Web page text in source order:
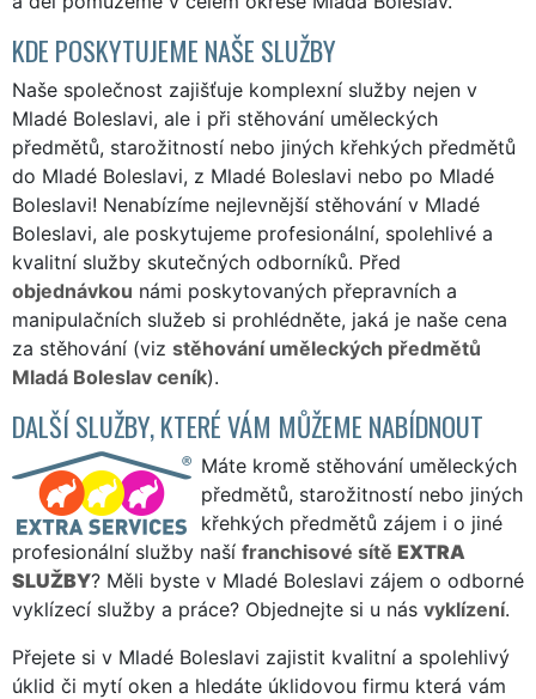
KDE POSKYTUJEME NAŠE SLUŽBY
Naše společnost zajišťuje komplexní služby nejen v
Mladé Boleslavi, ale i při stěhování uměleckých
předmětů, starožitností nebo jiných křehkých předmětů
do Mladé Boleslavi, z Mladé Boleslavi nebo po Mladé
Boleslavi! Nenabízíme nejlevnější stěhování v Mladé
Boleslavi, ale poskytujeme profesionální, spolehlivé a
kvalitní služby skutečných odborníků. Před
objednávkou námi poskytovaných přepravních a
manipulačních služeb si prohlédněte, jaká je naše cena
za stěhování (viz stěhování uměleckých předmětů
Mladá Boleslav ceník).
DALŠÍ SLUŽBY, KTERÉ VÁM MŮŽEME NABÍDNOUT
Máte kromě stěhování uměleckých
předmětů, starožitností nebo jiných
křehkých předmětů zájem i o jiné
profesionální služby naší franchisové sítě EXTRA
SLUŽBY? Měli byste v Mladé Boleslavi zájem o odborné
vyklízecí služby a práce? Objednejte si u nás vyklízení.
Přejete si v Mladé Boleslavi zajistit kvalitní a spolehlivý
úklid či mytí oken a hledáte úklidovou firmu která vám